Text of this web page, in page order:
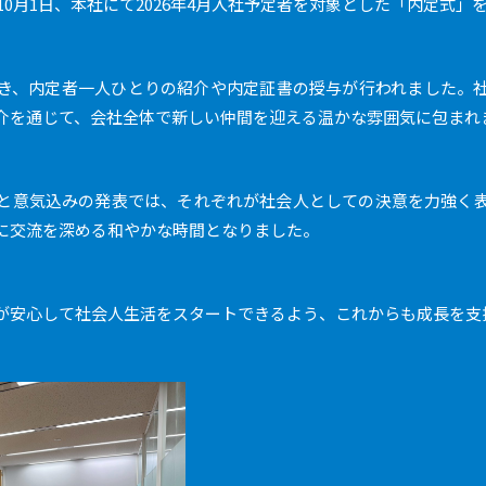
、内定者一人ひとりの紹介や内定証書の授与が行われました。
を通じて、会社全体で新しい仲間を迎える温かな雰囲気に包まれ
意気込みの発表では、それぞれが社会人としての決意を力強く
流を深める和やかな時間となりました。
安心して社会人生活をスタートできるよう、これからも成長を